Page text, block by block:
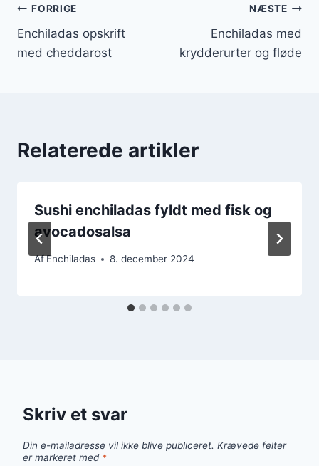
Indlægsnavigation
FORRIGE
Enchiladas opskrift
med cheddarost
NÆSTE
Enchiladas med
krydderurter og fløde
Relaterede artikler
Sushi enchiladas fyldt med fisk og
avocadosalsa
AfEnchiladas 8. december 2024
Skriv et svar
Din e-mailadresse vil ikke blive publiceret. Krævede felter
er markeret med *